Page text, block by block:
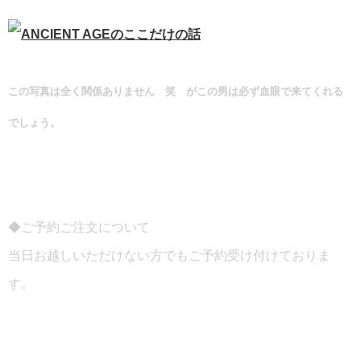
この写真は全く関係ありません 笑 がこの男は必ず血眼で来てくれる
でしょう。
◆ご予約ご注文について
当日お越しいただけない方でもご予約受け付けておりま
す。